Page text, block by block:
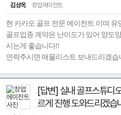
김상옥 창업에이전트
현 카카오 골프 전문 에이전트 이며
골프업종 계약은 난이도가 있어 양도
시는게 좋습니다!!
연락주시면 매물리스트 보내드리겠습
[답변] 실내 골프스튜디
르게 진행 도와드리겠습